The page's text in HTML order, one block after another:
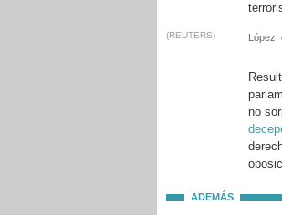
(REUTERS) López,
no
ADEMÁS